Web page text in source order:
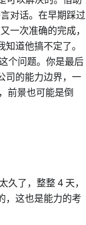
对话。在早期踩过
一次准确的完成，
道他搞不定了。
个问题。你是最后
司的能力边界，一
前景也可能是倒
了，整整 4 天，
，这也是能力的考